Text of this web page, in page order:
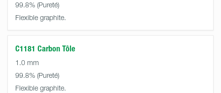
99.8%
Flexible graphite.
C1181 Carbon Tôle
1.0 mm
99.8%
Flexible graphite.